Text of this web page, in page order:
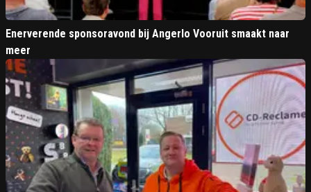
Enerverende sponsoravond bij Angerlo Vooruit smaakt naar
meer